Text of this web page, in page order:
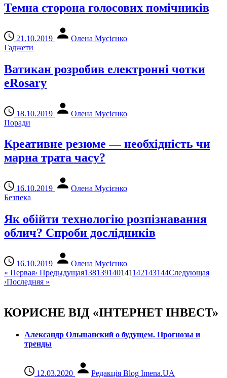
Темна сторона голосових помічників
21.10.2019
Олена Мусієнко
Гаджети
Ватикан розробив електронні чотки
eRosary
18.10.2019
Олена Мусієнко
Поради
Креативне резюме — необхідність чи
марна трата часу?
16.10.2019
Олена Мусієнко
Безпека
Як обійти технологію розпізнавання
облич? Спроби дослідників
16.10.2019
Олена Мусієнко
« Первая‹ Предыдущая138139140141142143144Следующая
›Последняя »
КОРИСНЕ ВІД «ІНТЕРНЕТ ІНВЕСТ»
Александр Ольшанский о будущем. Прогнозы и
тренды
12.03.2020 Редакція Blog Imena.UA